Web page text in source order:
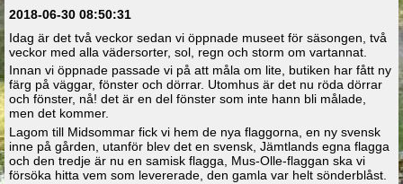
2018-06-30 08:50:31
Idag är det två veckor sedan vi öppnade museet för säsongen, två
veckor med alla vädersorter, sol, regn och storm om vartannat.
Innan vi öppnade passade vi på att måla om lite, butiken har fått ny
färg på väggar, fönster och dörrar. Utomhus är det nu röda dörrar
och fönster, nå! det är en del fönster som inte hann bli målade,
men det kommer.
Lagom till Midsommar fick vi hem de nya flaggorna, en ny svensk
inne på gården, utanför blev det en svensk, Jämtlands egna flagga
och den tredje är nu en samisk flagga, Mus-Olle-flaggan ska vi
försöka hitta vem som levererade, den gamla var helt sönderblåst.